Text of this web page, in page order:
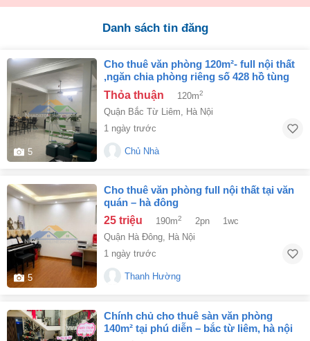
Danh sách tin đăng
5
cho thuê văn phòng 120m²- full nội thất
,ngăn chia phòng riêng số 428 hồ tùng
mậu
Thỏa thuận 120m2
Quận Bắc Từ Liêm, Hà Nội
1 ngày trước
Chủ Nhà
5
cho thuê văn phòng full nội thất tại văn
quán – hà đông
25 triệu 190m2 2pn
1wc
Quận Hà Đông Hà Nội
1 ngày trước
Thanh Hường
chính chủ cho thuê sàn văn phòng
140m² tại phú diễn – bắc từ liêm, hà nội